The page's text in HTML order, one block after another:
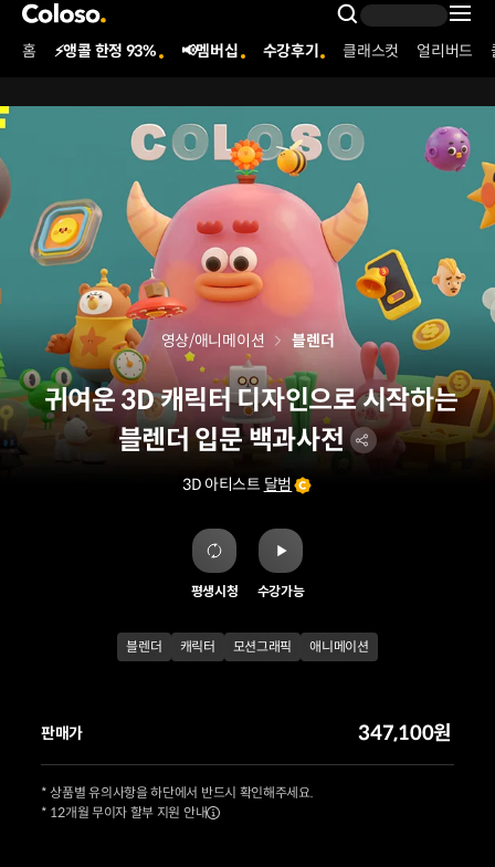
콜로소
Search
Coloso Menu
홈 ⚡앵콜 한정 93% 📢멤버십 수강후기 클래스컷 얼리버드
귀여운 3D 캐릭터 디자인으로 시작하는
블렌더 입문 백과사전
3D 아티스트 달범
영상/애니메이션 블렌더
평생시청 수강가능
블렌더 캐릭터 모션그래픽 애니메이션
판매가 347,100원
* 상품별 유의사항을 하단에서 반드시 확인해주세요.
* 12개월 무이자 할부 지원 안내